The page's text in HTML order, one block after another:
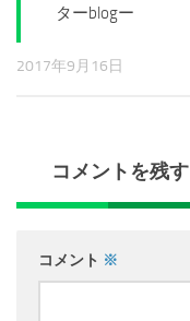
ターblogー
2017年9月16日
コメントを残す
コメント ※